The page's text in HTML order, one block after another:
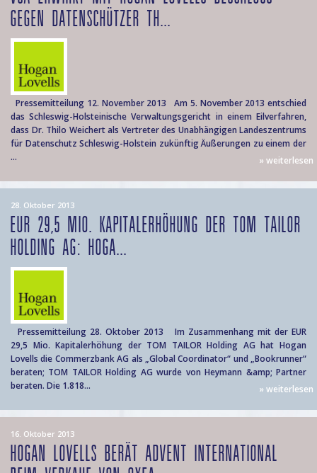
GEGEN DATENSCHÜTZER TH...
Pressemitteilung 12. November 2013 Am 5. November 2013 entschied
das Schleswig-Holsteinische Verwaltungsgericht in einem Eilverfahren,
dass Dr. Thilo Weichert als Vertreter des Unabhängigen Landeszentrums
für Datenschutz Schleswig-Holstein zukünftig Äußerungen zu einem der
...
» weiterlesen
28. Oktober 2013
EUR 29,5 MIO. KAPITALERHÖHUNG DER TOM TAILOR
HOLDING AG: HOGA...
Pressemitteilung 28. Oktober 2013 Im Zusammenhang mit der EUR
29,5 Mio. Kapitalerhöhung der TOM TAILOR Holding AG hat Hogan
Lovells die Commerzbank AG als „Global Coordinator“ und „Bookrunner“
beraten; TOM TAILOR Holding AG wurde von Heymann &amp; Partner
beraten. Die 1.818...
» weiterlesen
16. Oktober 2013
HOGAN LOVELLS BERÄT ADVENT INTERNATIONAL